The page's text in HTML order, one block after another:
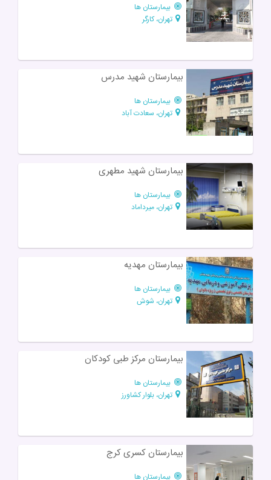
بیمارستان ها
تهران، کارگر
بیمارستان شهید مدرس
بیمارستان ها
تهران، سعادت آباد
بیمارستان شهید مطهری
بیمارستان ها
تهران، میرداماد
بیمارستان مهدیه
بیمارستان ها
تهران، شوش
بیمارستان مرکز طبی کودکان
بیمارستان ها
تهران، بلوار کشاورز
بیمارستان کسری کرج
بیمارستان ها